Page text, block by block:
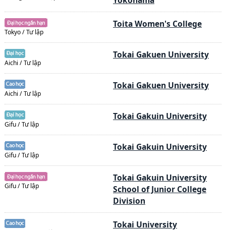
Tokyo / Tư lập
Toita Women's College
Aichi / Tư lập
Tokai Gakuen University
Aichi / Tư lập
Tokai Gakuen University
Gifu / Tư lập
Tokai Gakuin University
Gifu / Tư lập
Tokai Gakuin University
Gifu / Tư lập
Tokai Gakuin University
School of Junior College
Division
Tokai University